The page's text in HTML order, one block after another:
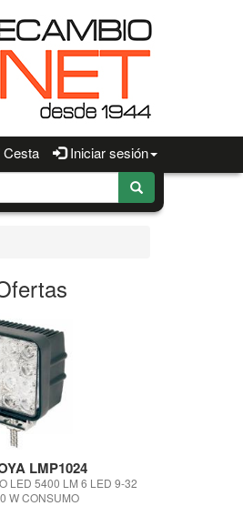
Cesta Iniciar sesión
LMP1024
LED 5400 LM 6 LED 9-32
W CONSUMO